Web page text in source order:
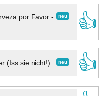
neu
por Favor -
👍
neu
(Iss sie nicht!)
👍